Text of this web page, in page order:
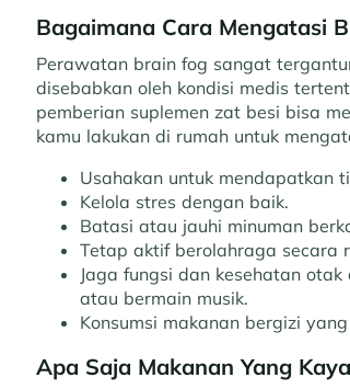
Bagaimana Cara Mengatasi
Perawatan brain fog sangat
disebabkan oleh kondisi medis
pemberian suplemen zat besi bisa
kamu lakukan di rumah untuk
Usahakan untuk mendapatkan
Kelola stres dengan baik.
Batasi atau jauhi minuman
Tetap aktif berolahraga secara
Jaga fungsi dan kesehatan
atau bermain musik.
Konsumsi makanan bergizi
Apa Saja Makanan Yang